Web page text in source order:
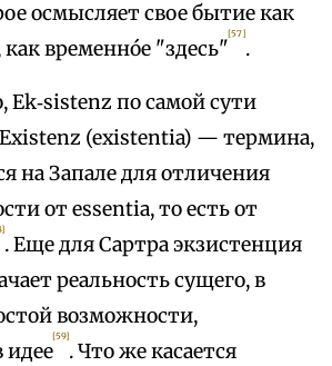
осмысляет свое бытие как
временнóе "здесь"
[57]
.
Ek‑sistenz по самой сути
Existenz (existentia) — термина,
на Запале для отличения
от essentia, то есть от
. Еще для Сартра экзистенция
реальность сущего, в
возможности,
идее
[59]
. Что же касается